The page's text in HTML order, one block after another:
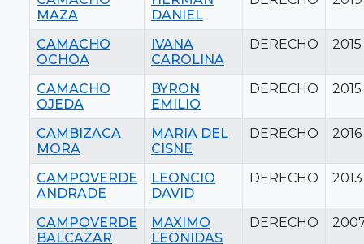
MAZA
DANIEL
CAMACHO
OCHOA
IVANA
CAROLINA
DERECHO 2015
CAMACHO
OJEDA
BYRON
EMILIO
DERECHO 2015
CAMBIZACA
MORA
MARIA DEL
CISNE
DERECHO 2016
CAMPOVERDE
ANDRADE
LEONCIO
DAVID
DERECHO 2013
CAMPOVERDE
BALCAZAR
MAXIMO
LEONIDAS
DERECHO